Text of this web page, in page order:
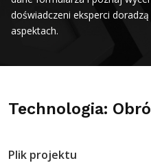
doświadczeni eksperci
aspektach.
Technologia:
Plik projektu